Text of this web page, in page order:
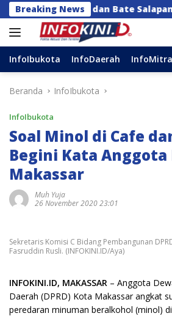
Langsung
ke
konten
Breaking News
dan Bate Salapang
InfoIbukota InfoDaerah InfoMitra
Beranda InfoIbukota
InfoIbukota
Soal Minol di Cafe
Begini Kata Anggota
Makassar
Muh Yuja
26 November 2020 23:01
Sekretaris Komisi C Bidang Pembangunan
Fasruddin Rusli. (INFOKINI.ID/Aya)
INFOKINI.ID, MAKASSAR – Anggota
Daerah (DPRD) Kota Makassar angkat
peredaran minuman beralkohol (minol)